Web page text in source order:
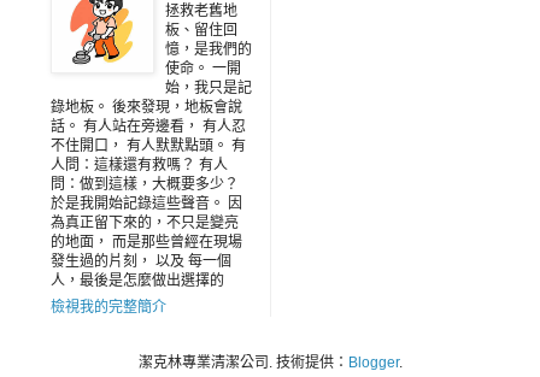
拯救老舊地
板、留住回
憶，是我們的
使命。 一開
始，我只是記
錄地板。 後來發現，地板會說
話。 有人站在旁邊看， 有人忍
不住開口， 有人默默點頭。 有
人問：這樣還有救嗎？ 有人
問：做到這樣，大概要多少？
於是我開始記錄這些聲音。 因
為真正留下來的，不只是變亮
的地面， 而是那些曾經在現場
發生過的片刻， 以及 每一個
人，最後是怎麼做出選擇的
檢視我的完整簡介
潔克林專業清潔公司. 技術提供： Blogger.